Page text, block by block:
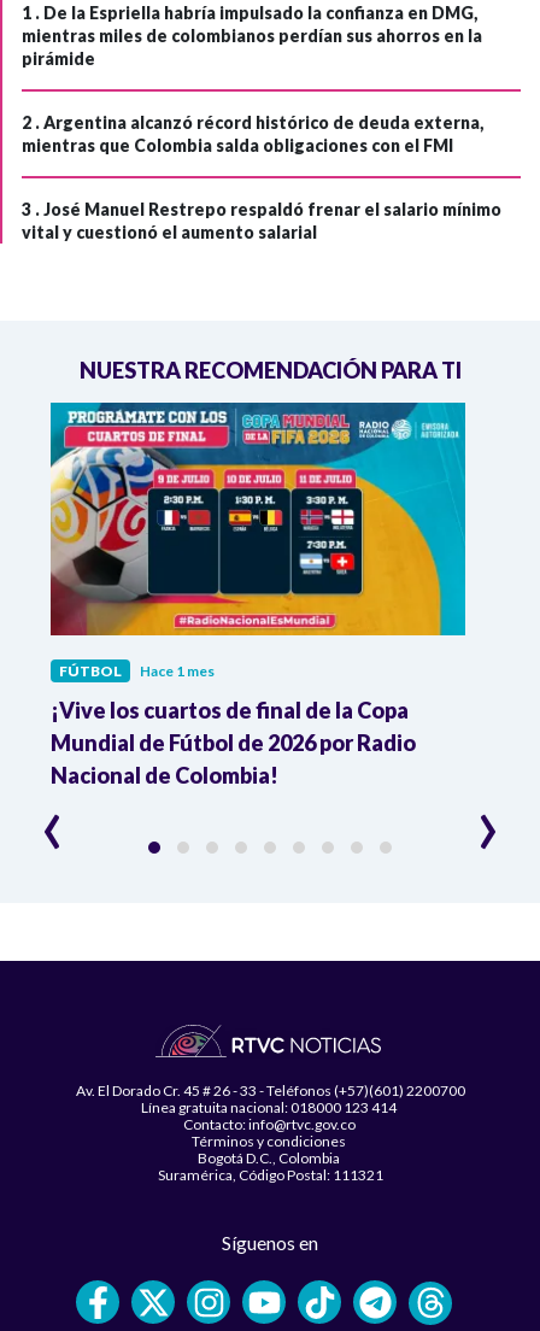
1 . De la Espriella habría impulsado la confianza en DMG,
mientras miles de colombianos perdían sus ahorros en la
pirámide
2 .Argentina alcanzó récord histórico de deuda externa,
mientras que Colombia salda obligaciones con el FMI
3 .José Manuel Restrepo respaldó frenar el salario mínimo
vital y cuestionó el aumento salarial
NUESTRA RECOMENDACIÓN PARA TI
FÚTBOL Hace 1 mes
¡Vive los cuartos de final de la Copa
Mundial de Fútbol de 2026 por Radio
Nacional de Colombia!
‹ ›
Av. El Dorado Cr. 45 # 26 - 33 - Teléfonos (+57)(601) 2200700
Línea gratuita nacional: 018000 123 414
Contacto: info@rtvc.gov.co
Términos y condiciones
Bogotá D.C., Colombia
Suramérica, Código Postal: 111321
Síguenos en